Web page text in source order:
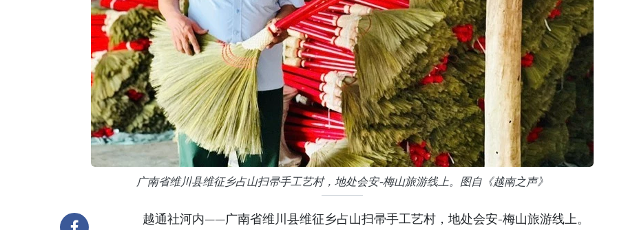
广南省维川县维征乡占山扫帚手工艺村，地处会安-梅山旅游线上。图自《越南之声》
越通社河内——广南省维川县维征乡占山扫帚手工艺村，地处会安-梅山旅游线上。